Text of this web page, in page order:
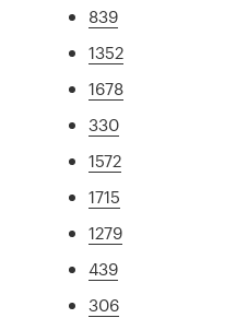
839
1352
1678
330
1572
1715
1279
439
306